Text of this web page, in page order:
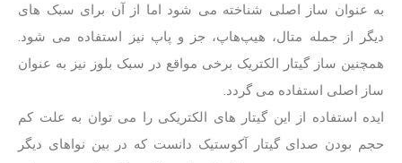
به عنوان ساز اصلی شناخته می شود اما از آن برای سبک های
دیگر از جمله متال، هیپ‌هاپ، جز و پاپ نیز استفاده می شود.
همچنین ساز گیتار الکتریک برخی مواقع در سبک بلوز نیز به عنوان
ساز اصلی استفاده می گردد.
ایده استفاده از این گیتار های الکتریکی را می توان به علت کم
حجم بودن صدای گیتار آکوستیک دانست که در بین نواهای دیگر